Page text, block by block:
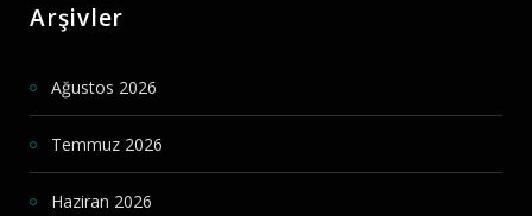
Arşivler
Ağustos 2026
Temmuz 2026
Haziran 2026